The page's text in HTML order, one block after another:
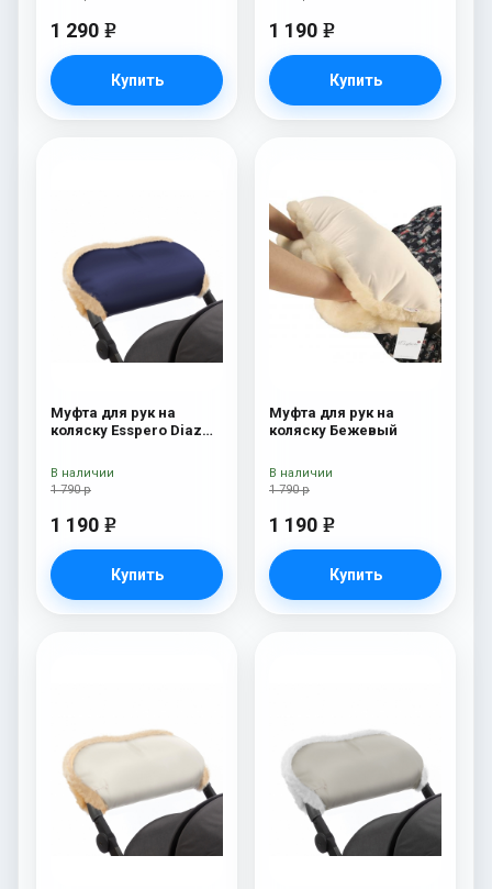
1 290 e
Купить
1 190 e
Купить
Муфта для рук на
коляску Esspero Diaz
Navy
1 790 р
1 190 e
Купить
В наличии
Муфта для рук на
коляску Бежевый
1 790 р
1 190 e
Купить
В наличии